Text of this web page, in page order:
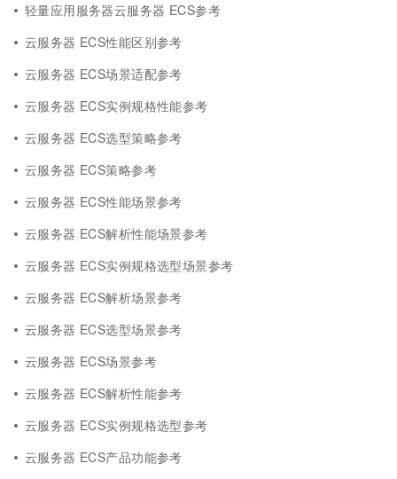
轻量应用服务器云服务器 ECS参考
云服务器 ECS性能区别参考
云服务器 ECS场景适配参考
云服务器 ECS实例规格性能参考
云服务器 ECS选型策略参考
云服务器 ECS策略参考
云服务器 ECS性能场景参考
云服务器 ECS解析性能场景参考
云服务器 ECS实例规格选型场景参考
云服务器 ECS解析场景参考
云服务器 ECS选型场景参考
云服务器 ECS场景参考
云服务器 ECS解析性能参考
云服务器 ECS实例规格选型参考
云服务器 ECS产品功能参考